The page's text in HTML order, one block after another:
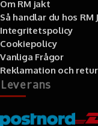
Om RM jakt
Så handlar du hos RM
Integritetspolicy
Cookiepolicy
Vanliga Frågor
Reklamation och retur
Leverans